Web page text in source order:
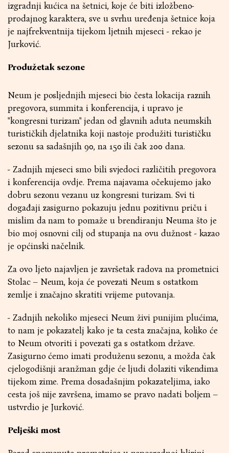
izgradnji kućica na šetnici, koje će biti izložbeno-
prodajnog karaktera, sve u svrhu uređenja šetnice koja
je najfrekventnija tijekom ljetnih mjeseci - rekao je
Jurković.
Produžetak sezone
Neum je posljednjih mjeseci bio česta lokacija raznih
pregovora, summita i konferencija, i upravo je
"kongresni turizam" jedan od glavnih aduta neumskih
turističkih djelatnika koji nastoje produžiti turističku
sezonu sa sadašnjih 90, na 150 ili čak 200 dana.
- Zadnjih mjeseci smo bili svjedoci različitih pregovora
i konferencija ovdje. Prema najavama očekujemo jako
dobru sezonu vezanu uz kongresni turizam. Svi ti
događaji zasigurno pokazuju jednu pozitivnu priču i
mislim da nam to pomaže u brendiranju Neuma što je
bio moj osnovni cilj od stupanja na ovu dužnost - kazao
je općinski načelnik.
Za ovo ljeto najavljen je završetak radova na prometnici
Stolac – Neum, koja će povezati Neum s ostatkom
zemlje i značajno skratiti vrijeme putovanja.
- Zadnjih nekoliko mjeseci Neum živi punijim plućima,
to nam je pokazatelj kako je ta cesta značajna, koliko će
to Neum otvoriti i povezati ga s ostatkom države.
Zasigurno ćemo imati produženu sezonu, a možda čak
cjelogodišnji aranžman gdje će ljudi dolaziti vikendima
tijekom zime. Prema dosadašnjim pokazateljima, iako
cesta još nije završena, imamo se pravo nadati boljem –
ustvrdio je Jurković.
Pelješki most